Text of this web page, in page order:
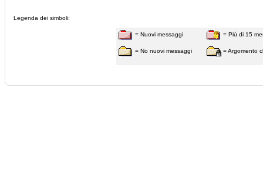
Legenda dei simboli:
= Nuovi messaggi
= No nuovi messaggi
= Più di 15
= Argomento